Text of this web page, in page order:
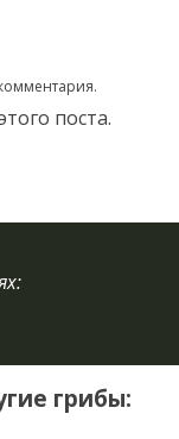
поста.
грибы: